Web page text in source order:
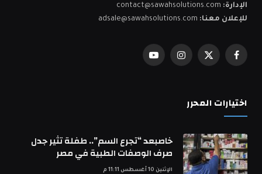
الإدارة: contact@sawahsolutions.com
للإعلان معنا: adsale@sawahsolutions.com
فيسبوكX
الانستغراميوتيوب
اختيارات المحرر
خاصبعد “تجرع السم”.. طفلة تثير جدل
صرف الوصفات الطبية في مصر
الإثنين 10 أغسطس 11:11 م